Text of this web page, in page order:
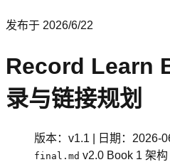
发布于 2026/6/22
Record Learn
录与链接规划
版本：v1.1 | 日期：2026-
final.md v2.0 Book 1 架构